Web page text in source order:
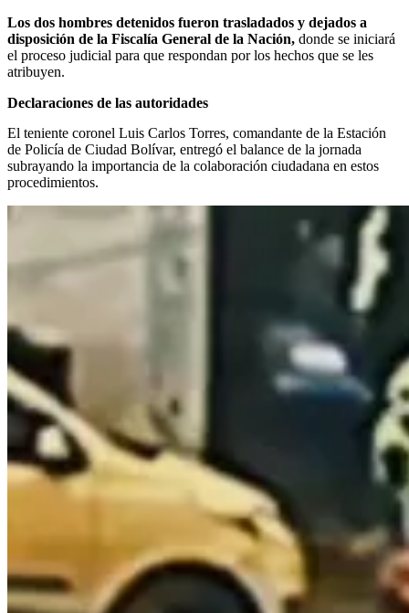
Los dos hombres detenidos fueron trasladados y dejados a
disposición de la Fiscalía General de la Nación, donde se iniciará
el proceso judicial para que respondan por los hechos que se les
atribuyen.
Declaraciones de las autoridades
El teniente coronel Luis Carlos Torres, comandante de la Estación
de Policía de Ciudad Bolívar, entregó el balance de la jornada
subrayando la importancia de la colaboración ciudadana en estos
procedimientos.